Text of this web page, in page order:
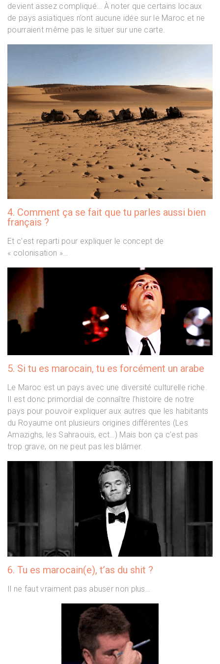
devient assez compliqué… À noter que certains locaux
de pays asiatiques n’ont aucune idée sur le Maroc et ne
pourraient même pas le situer sur une carte.
4. Comment ça se fait que tu parles aussi bien
français ?
Et c’est reparti pour expliquer le concept de
« colonisation »…
5. Si tu es marocain, tu es forcément un arabe
Le Maroc est un pays avec une diversité culturelle riche.
Il est donc primordial de connaître l’histoire de notre
pays pour pouvoir expliquer aux autres que les habitants
du Royaume ont plusieurs origines différentes (Les
Amazighs, les Sahraouis, ect…) Mais bon ça c’est pas
trop grave, on ne peut pas les blâmer.
6. Tu es marocain(e), t’as du shit ?
Il ne faut vraiment pas abuser non plus…